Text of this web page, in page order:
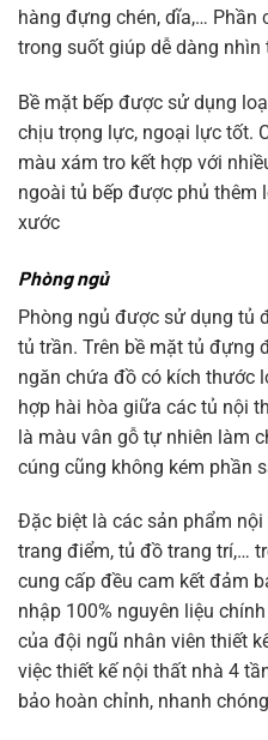
hàng đựng chén, dĩa,… Phần
trong suốt giúp dễ dàng nhìn
Bề mặt bếp được sử dụng
chịu trọng lực, ngoại lực tốt.
màu xám tro kết hợp với
ngoài tủ bếp được phủ thêm
xước
Phòng ngủ
Phòng ngủ được sử dụng tủ
tủ trần. Trên bề mặt tủ đựng
ngăn chứa đồ có kích thước
hợp hài hòa giữa các tủ nội
là màu vân gỗ tự nhiên làm
cúng cũng không kém phần
Đặc biệt là các sản phẩm
trang điểm, tủ đồ trang trí,…
cung cấp đều cam kết đảm
nhập 100% nguyên liệu
của đội ngũ nhân viên thiết
việc thiết kế nội thất nhà 4
bảo hoàn chỉnh, nhanh